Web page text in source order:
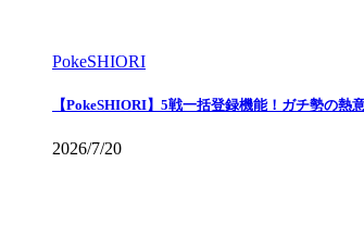
PokeSHIORI
【PokeSHIORI】5戦一括登録機能！ガチ勢の熱
2026/7/20